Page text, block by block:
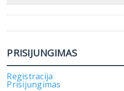
PRISIJUNGIMAS
Registracija
Prisijungimas